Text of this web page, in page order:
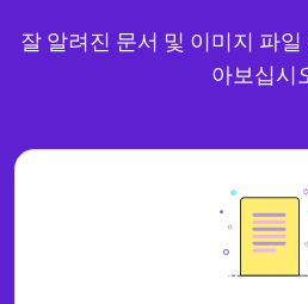
잘 알려진 문서 및 이미지 파
아보십시